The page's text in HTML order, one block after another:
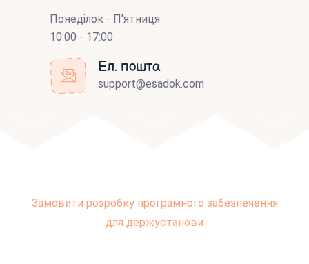
Понеділок - П’ятниця
10:00 - 17:00
Ел. пошта
support@esadok.com
Замовити розробку програмного забезпечення
для держустанови